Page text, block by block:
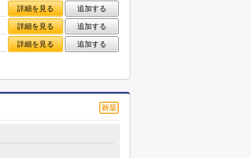
詳細を見る
追加する
詳細を見る
追加する
詳細を見る 追加する